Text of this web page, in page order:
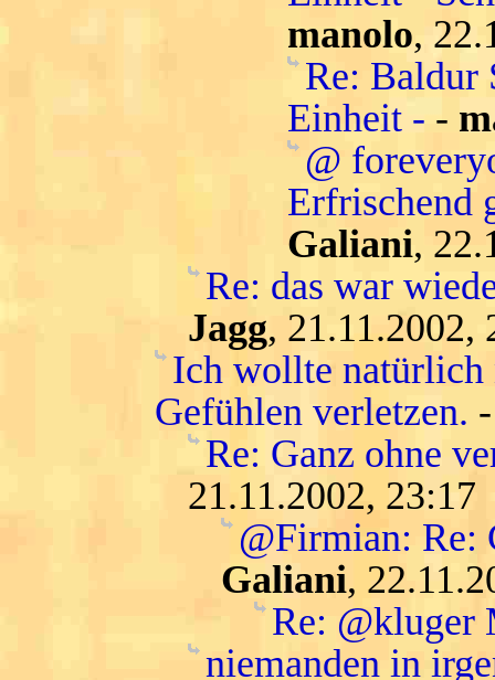
manolo,
Re: Baldur
Einheit - -
@
Erfrischend
Galiani,
Re: das war
Jagg, 21.11.2002,
Ich wollte natürlich
Gefühlen verletzen.
Re: Ganz ohne
21.11.2002, 23:17
@Firmian: Re:
Galiani,
Re: @kluger
niemanden in